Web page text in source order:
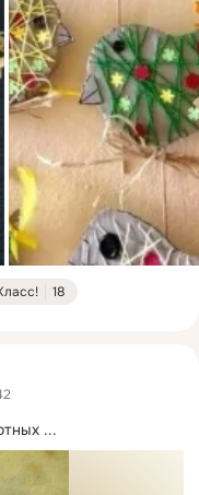
18
...